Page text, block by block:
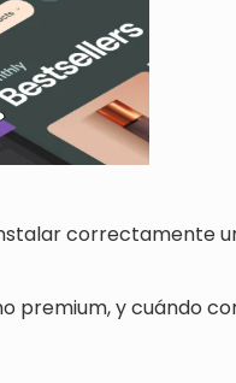
correctamente
premium, y cuándo